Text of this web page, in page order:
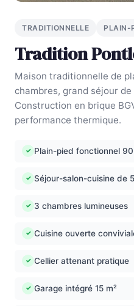
TRADITIONNELLE PLAIN-
Tradition
Maison traditionnelle de
chambres, grand séjour
Construction en brique
performance thermique.
✓ Plain-pied fonctionnel 90
✓ Séjour-salon-cuisine de
✓ 3 chambres lumineuses
✓ Cuisine ouverte
✓ Cellier attenant pratique
✓ Garage intégré 15 m²